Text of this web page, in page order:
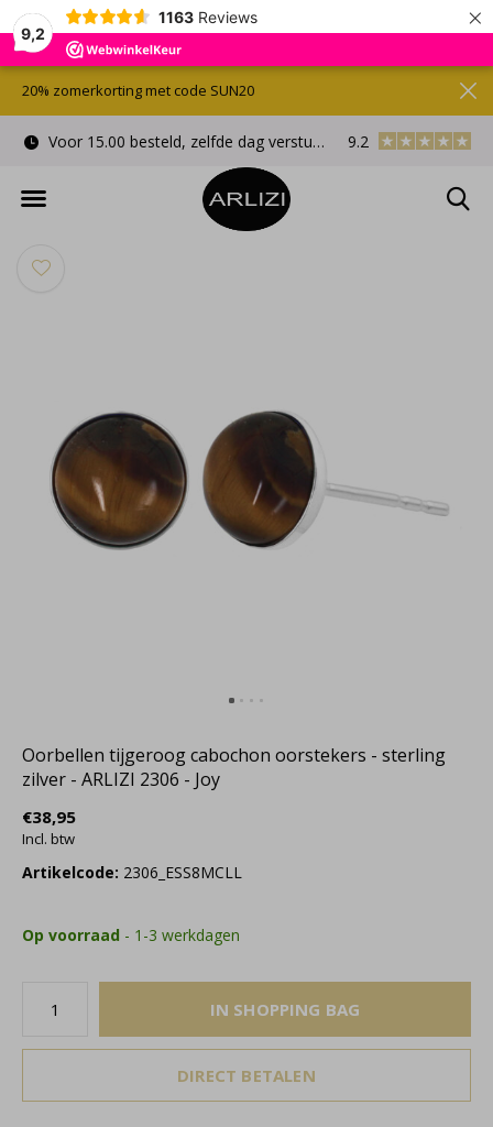
9,2
1163 Reviews ×
Voor 15.00 besteld, zelfde dag verstuurd Gratis
9.2
20% zomerkorting met code SUN20
Oorbellen tijgeroog cabochon oorstekers - sterling
zilver - ARLIZI 2306 - Joy
€38,95
Incl. btw
Artikelcode: 2306_ESS8MCLL
Op voorraad - 1-3 werkdagen
IN SHOPPING BAG
DIRECT BETALEN